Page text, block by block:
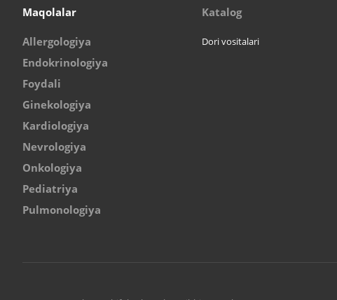
Maqolalar
Allergologiya
Endokrinologiya
Foydali
Ginekologiya
Kardiologiya
Nevrologiya
Onkologiya
Pediatriya
Pulmonologiya
Katalog
Dori vositalari